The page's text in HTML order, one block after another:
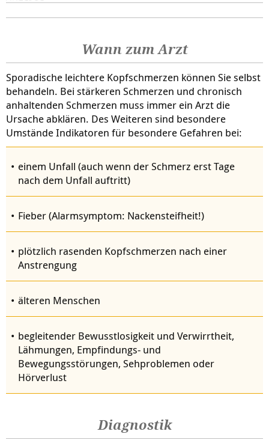
Wann zum Arzt
Sporadische leichtere Kopfschmerzen können Sie selbst
behandeln. Bei stärkeren Schmerzen und chronisch
anhaltenden Schmerzen muss immer ein Arzt die
Ursache abklären. Des Weiteren sind besondere
Umstände Indikatoren für besondere Gefahren bei:
einem Unfall (auch wenn der Schmerz erst Tage
nach dem Unfall auftritt)
Fieber (Alarmsymptom: Nackensteifheit!)
plötzlich rasenden Kopfschmerzen nach einer
Anstrengung
älteren Menschen
begleitender Bewusstlosigkeit und Verwirrtheit,
Lähmungen, Empfindungs- und
Bewegungsstörungen, Sehproblemen oder
Hörverlust
Diagnostik